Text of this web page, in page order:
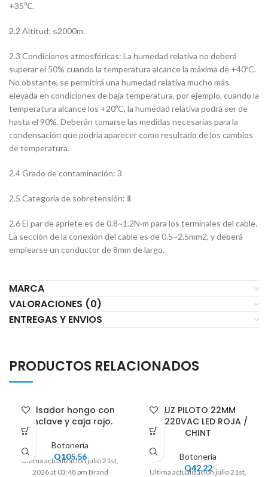
+35℃.
2.2 Altitud: ≤2000m.
2.3 Condiciones atmosféricas: La humedad relativa no deberá
superar el 50% cuando la temperatura alcance la máxima de +40ºC.
No obstante, se permitirá una humedad relativa mucho más
elevada en condiciones de baja temperatura, por ejemplo, cuando la
temperatura alcance los +20ºC, la humedad relativa podrá ser de
hasta el 90%. Deberán tomarse las medidas necesarias para la
condensación que podría aparecer como resultado de los cambios
de temperatura.
2.4 Grado de contaminación: 3
2.5 Categoría de sobretensión: Ⅱ
2.6 El par de apriete es de 0.8~1.2N·m para los terminales del cable.
La sección de la conexión del cable es de 0.5~2.5mm2, y deberá
emplearse un conductor de 8mm de largo.
MARCA
VALORACIONES (0)
ENTREGAS Y ENVIOS
PRODUCTOS RELACIONADOS
Pulsador hongo con
enclave y caja rojo.
Botonería
Q105.56
Ultima actualización julio 21st,
2026 at 03:48 pm Brand
LUZ PILOTO 22MM
110/220VAC LED ROJA /
CHINT
Botonería
Q42.22
Ultima actualización julio 21st,